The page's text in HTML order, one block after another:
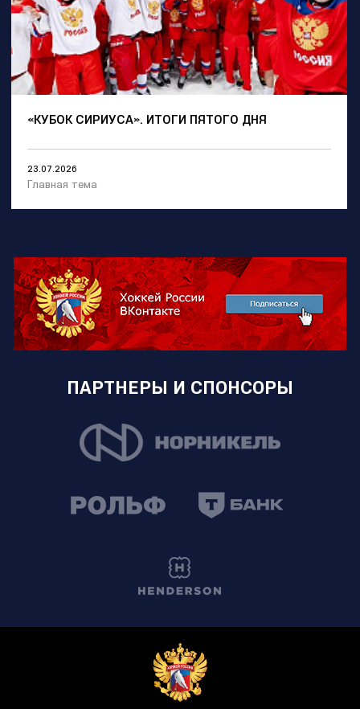
«КУБОК СИРИУСА». ИТОГИ ПЯТОГО ДНЯ
23.07.2026
Главная тема
ПАРТНЕРЫ И СПОНСОРЫ